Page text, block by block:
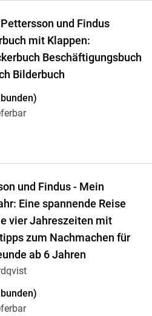
und Findus
mit Klappen:
Beschäftigungsbuch
Bilderbuch
und Findus - Mein
Eine spannende Reise
vier Jahreszeiten mit
zum Nachmachen für
ab 6 Jahren